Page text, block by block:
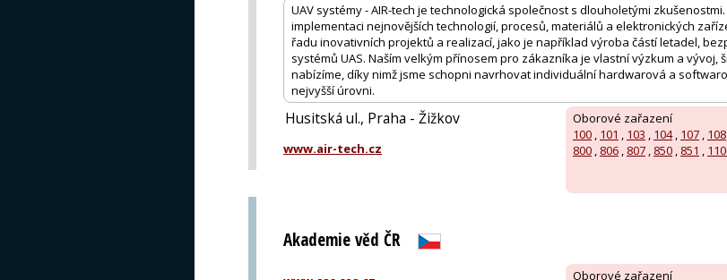
UAV systémy - AIR-tech je technologická společnost s dlouholetými
implementaci nejnovějších technologií, procesů, materiálů a elektronických
řadu inovativních projektů a realizací, jako je například výroba částí letadel,
systémů UAS. Naším velkým přínosem pro zákazníka je vlastní výzkum a vývoj,
nabízíme, díky nimž jsme schopni navrhovat individuální hardwarová a
nejvyšší úrovni.
Oborové zařazení
100 , 101 , 103 , 104, 107 , 108
800 , 806 , 807 , 850 , 851 ,
Husitská ul., Praha - Žižkov
www.air-tech.cz
Akademie věd ČR
Oborové zařazení